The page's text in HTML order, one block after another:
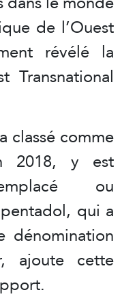
de l’Ouest
révélé la
Transnational
classé comme
2018, y est
ou
qui a
dénomination
ajoute cette